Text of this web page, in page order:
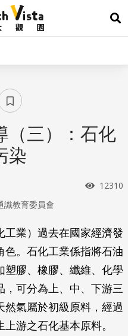
展
（三）：石化
染
瀏覽次
12310
識教育委員會
工業）過去在國家經濟發
色。石化工業係指將石油
塑膠、橡膠、纖維、化學
，可分為上、中、下游三
氣屬於初級原料，經過
游之石化基本原料。